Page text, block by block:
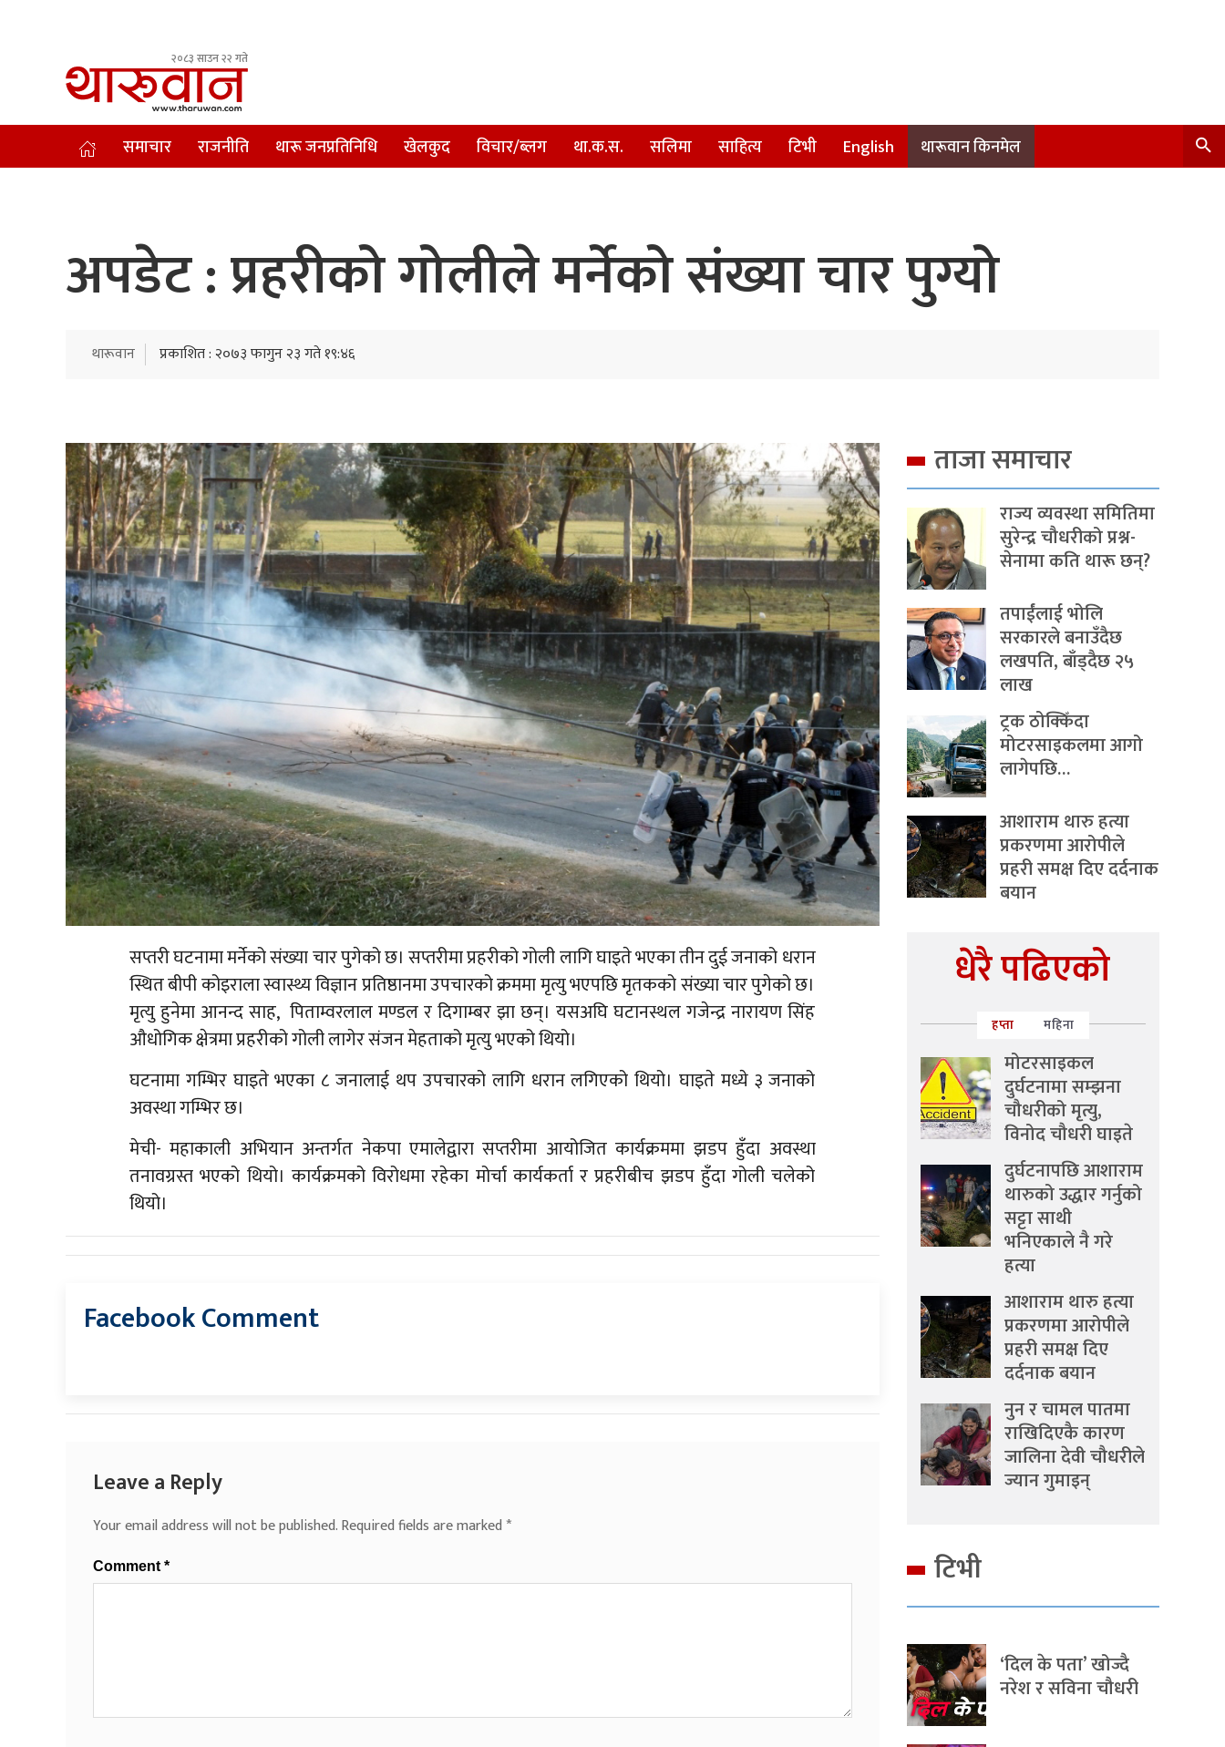
२०८३ साउन २२ गते
Leading Newsportal from Tharu Community Nepal.
समाचार राजनीति थारू जनप्रतिनिधि खेलकुद विचार/ब्लग था.क.स. सलिमा साहित्य टिभी English थारूवान किनमेल
अपडेट : प्रहरीको गोलीले मर्नेको संख्या चार पुग्यो
थारूवान प्रकाशित : २०७३ फागुन २३ गते १९:४६
सप्तरी घटनामा मर्नेको संख्या चार पुगेको छ। सप्तरीमा प्रहरीको गोली लागि घाइते भएका तीन दुई जनाको धरान
स्थित बीपी कोइराला स्वास्थ्य विज्ञान प्रतिष्ठानमा उपचारको क्रममा मृत्यु भएपछि मृतकको संख्या चार पुगेको छ।
मृत्यु हुनेमा आनन्द साह, पिताम्वरलाल मण्डल र दिगाम्बर झा छन्। यसअघि घटानस्थल गजेन्द्र नारायण सिंह
औधोगिक क्षेत्रमा प्रहरीको गोली लागेर संजन मेहताको मृत्यु भएको थियो।
घटनामा गम्भिर घाइते भएका ८ जनालाई थप उपचारको लागि धरान लगिएको थियो। घाइते मध्ये ३ जनाको
अवस्था गम्भिर छ।
मेची- महाकाली अभियान अन्तर्गत नेकपा एमालेद्वारा सप्तरीमा आयोजित कार्यक्रममा झडप हुँदा अवस्था
तनावग्रस्त भएको थियो। कार्यक्रमको विरोधमा रहेका मोर्चा कार्यकर्ता र प्रहरीबीच झडप हुँदा गोली चलेको
थियो।
Facebook Comment
Leave a Reply
Your email address will not be published.Required fields are marked*
Comment *
ताजा समाचार
राज्य व्यवस्था समितिमा
सुरेन्द्र चौधरीको प्रश्न-
सेनामा कति थारू छन्?
तपाईंलाई भोलि
सरकारले बनाउँदैछ
लखपति, बाँड्दैछ २५
लाख
ट्रक ठोक्किँदा
मोटरसाइकलमा आगो
लागेपछि…
आशाराम थारु हत्या
प्रकरणमा आरोपीले
प्रहरी समक्ष दिए दर्दनाक
बयान
धेरै पढिएको
हप्ता महिना
मोटरसाइकल
दुर्घटनामा सम्झना
चौधरीको मृत्यु,
विनोद चौधरी घाइते
दुर्घटनापछि आशाराम
थारुको उद्धार गर्नुको
सट्टा साथी
भनिएकाले नै गरे
हत्या
आशाराम थारु हत्या
प्रकरणमा आरोपीले
प्रहरी समक्ष दिए
दर्दनाक बयान
नुन र चामल पातमा
राखिदिएकै कारण
जालिना देवी चौधरीले
ज्यान गुमाइन्
टिभी
‘दिल के पता’ खोज्दै
नरेश र सविना चौधरी